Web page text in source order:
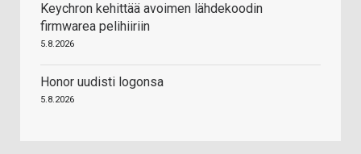
Keychron kehittää avoimen lähdekoodin
firmwarea pelihiiriin
5.8.2026
Honor uudisti logonsa
5.8.2026